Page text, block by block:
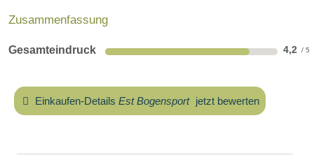
Zusammenfassung
Gesamteindruck 4,2
Einkaufen-Details Est Bogensport jetzt bewerten